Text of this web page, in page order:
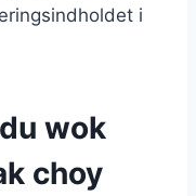
i
wok
choy